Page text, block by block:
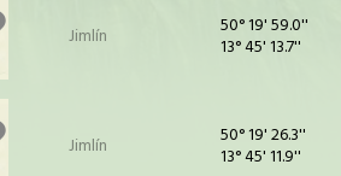
Jimlín 50° 19' 59.0''
13° 45' 13.7''
Jimlín 50° 19' 26.3''
13° 45' 11.9''